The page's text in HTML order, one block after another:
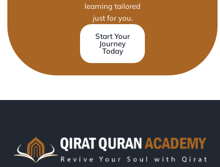
learning tailored
just for you.
Start Your
Journey
Today